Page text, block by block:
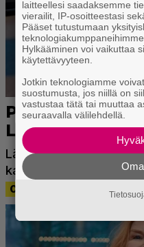
laitteellesi saadaksemme
vierailit, IP-osoitteestasi
Pääset tutustumaan
Hylkääminen voi vaikuttaa
käytettävyyteen.
Jotkin teknologiamme
suostumusta, jos niillä on
vastustaa tätä tai muuttaa
seuraavalla välilehdellä.